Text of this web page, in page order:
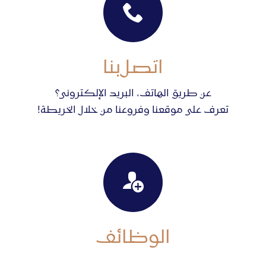
اتصلبنا
عن طريق الهاتف، البريد الإلكترونى؟
تعرف على موقعنا وفروعنا من خلال الخريطة!
الوظائف